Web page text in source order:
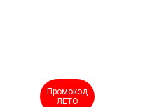
Промокод
ЛЕТО